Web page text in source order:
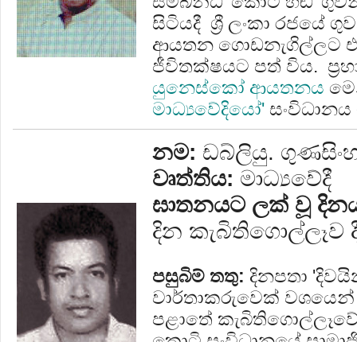
සිටියදී ශ්‍රී ලංකා රජයේ
ආයතන ගොඩනැගිල්ලට
ජීවිතක්ෂයට පත් විය.
යුනෙස්කෝ ආයතනය
මාධ්‍යවේදියෝ'
නම: ඩබ්ලියු.
වෘත්තිය: මාධ්‍යවේදී
ඝාතනයට ලක් වූ
දින කැබිතිගොල්ලෑව
පසුබිම් තතු: දිනපතා
වාර්තාකරුවෙක්
පළාතේ